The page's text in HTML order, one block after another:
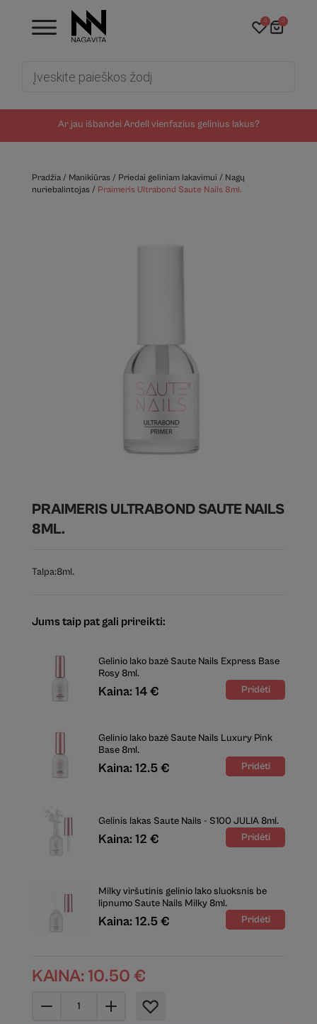
Ar jau išbandei Ardell vienfazius gelinius lakus?
0 0
Pradžia/ Manikiūras/ Priedai geliniam lakavimui / Nagų
nuriebalintojas/ Praimeris Ultrabond Saute Nails 8ml.
PRAIMERIS ULTRABOND SAUTE NAILS
8ML.
Talpa:8ml.
Jums taip pat gali prireikti:
Gelinio lako bazė Saute Nails Express Base
Rosy 8ml.
Kaina: 14 €
Gelinio lako bazė Saute Nails Luxury Pink
Base 8ml.
Kaina: 12.5 €
Gelinis lakas Saute Nails - S100 JULIA 8ml.
Kaina: 12 €
Milky viršutinis gelinio lako sluoksnis be
lipnumo Saute Nails Milky 8ml.
Kaina: 12.5 €
KAINA: 10.50 €